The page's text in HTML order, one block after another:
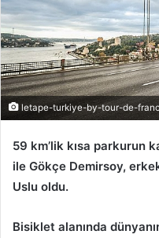
letape-turkiye-by-tour-de-
59 km’lik kısa parkurun
ile Gökçe Demirsoy,
Uslu oldu.
Bisiklet alanında